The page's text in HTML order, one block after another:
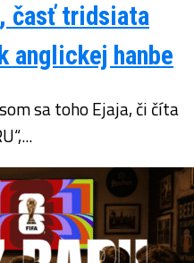
časť tridsiata
anglickej hanbe
sa toho Ejaja, či číta